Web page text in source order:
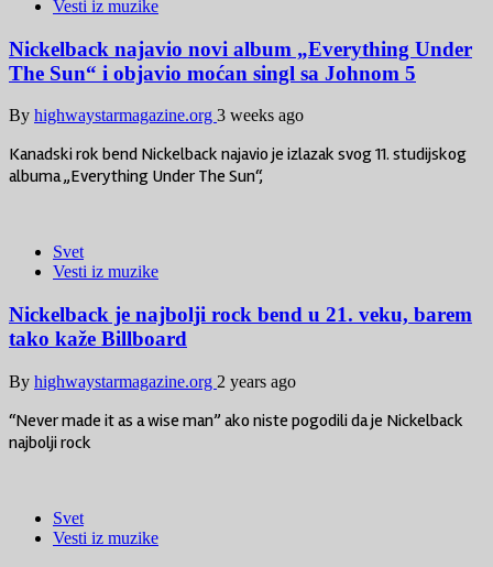
Vesti iz muzike
Nickelback najavio novi album „Everything Under
The Sun“ i objavio moćan singl sa Johnom 5
By highwaystarmagazine.org 3 weeks ago
Kanadski rok bend Nickelback najavio je izlazak svog 11. studijskog
albuma „Everything Under The Sun“,
Svet
Vesti iz muzike
Nickelback je najbolji rock bend u 21. veku, barem
tako kaže Billboard
By highwaystarmagazine.org 2 years ago
“Never made it as a wise man” ako niste pogodili da je Nickelback
najbolji rock
Svet
Vesti iz muzike